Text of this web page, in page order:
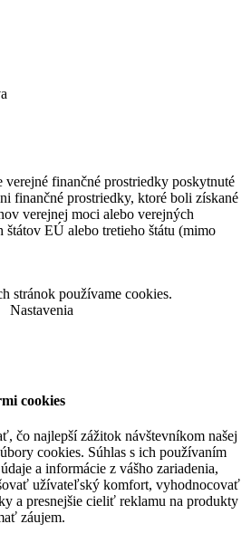
verejné finančné prostriedky poskytnuté
finančné prostriedky, ktoré boli získané
verejnej moci alebo verejných
EÚ alebo tretieho štátu (mimo
stránok používame cookies.
Nastavenia
cookies
čo najlepší zážitok návštevníkom našej
cookies. Súhlas s ich používaním
a informácie z vášho zariadenia,
užívateľský komfort, vyhodnocovať
a presnejšie cieliť reklamu na produkty
záujem.